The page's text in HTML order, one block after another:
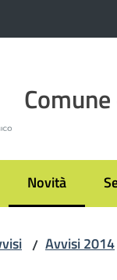
Novità
Menu
/ Avvisi 2014